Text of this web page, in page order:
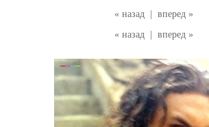
« назад
вперед »
« назад
вперед »